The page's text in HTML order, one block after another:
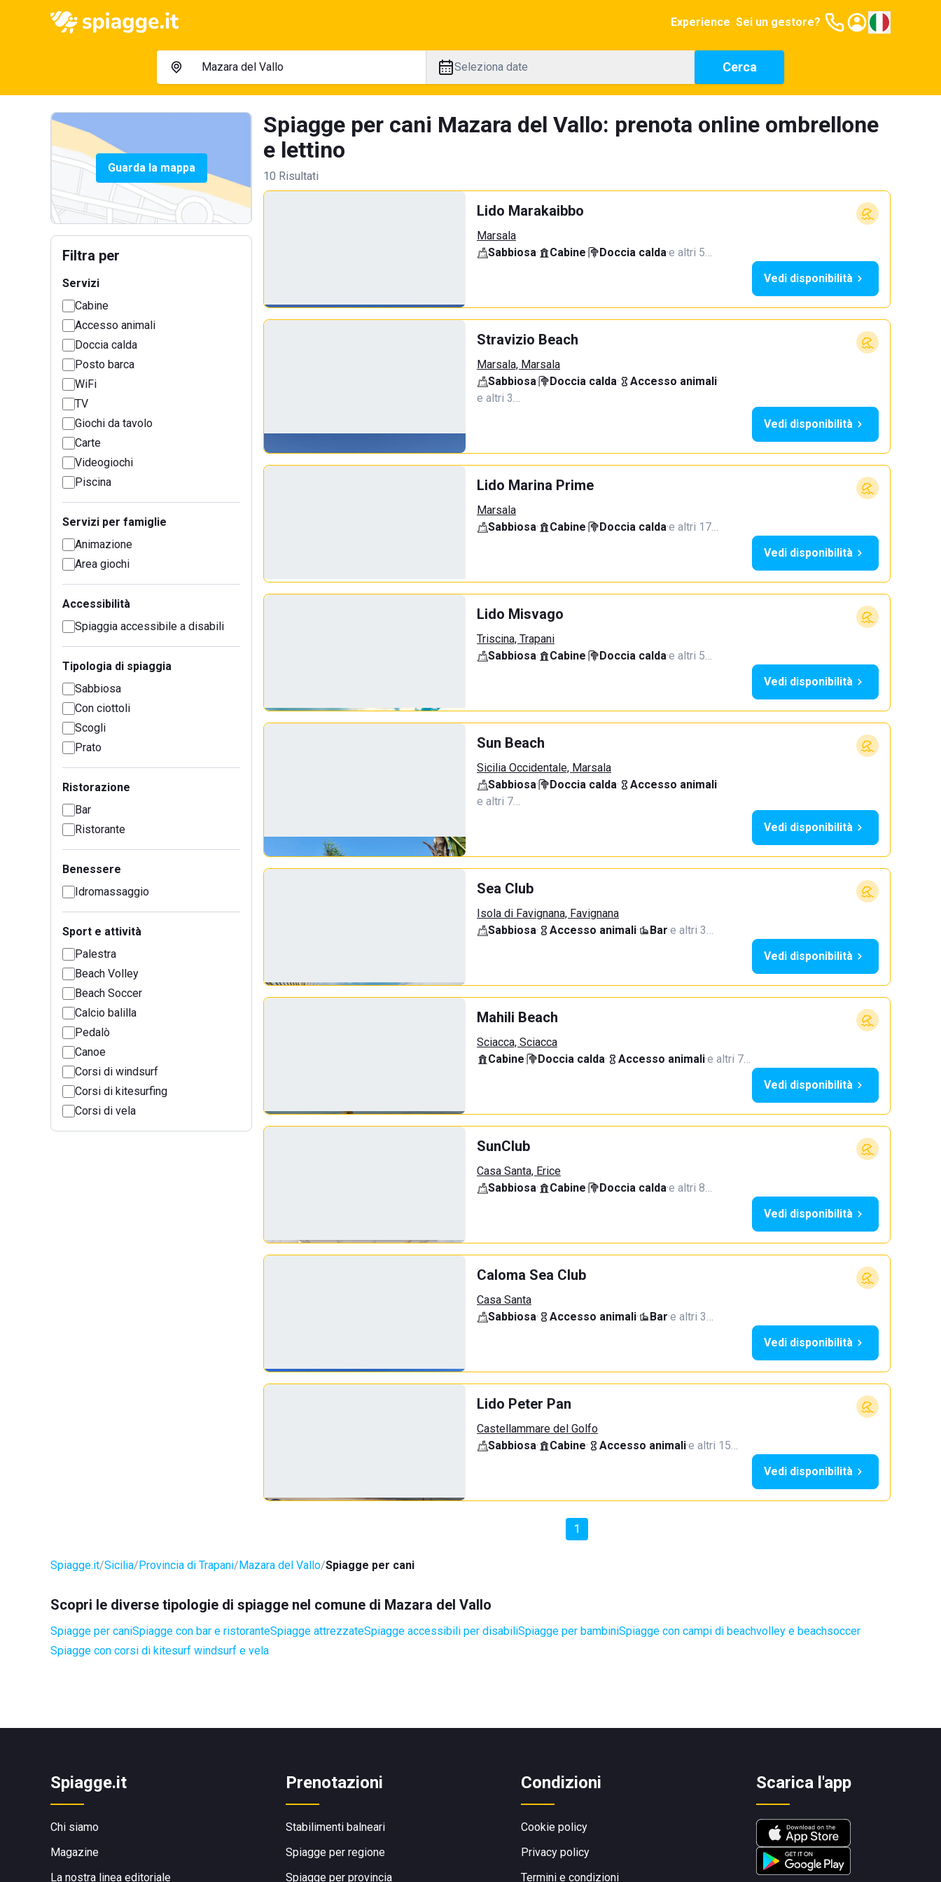
Experience Sei un gestore?
Seleziona date Cerca
Guarda la mappa
Filtra per
Servizi
Cabine
Accesso animali
Doccia calda
Posto barca
WiFi
TV
Giochi da tavolo
Carte
Videogiochi
Piscina
Servizi per famiglie
Animazione
Area giochi
Accessibilità
Spiaggia accessibile a disabili
Tipologia di spiaggia
Sabbiosa
Con ciottoli
Scogli
Prato
Ristorazione
Bar
Ristorante
Benessere
Idromassaggio
Sport e attività
Palestra
Beach Volley
Beach Soccer
Calcio balilla
Pedalò
Canoe
Corsi di windsurf
Corsi di kitesurfing
Corsi di vela
Spiagge per cani Mazara del Vallo: prenota online ombrellone
e lettino
10 Risultati
Lido Marakaibbo
Marsala
Sabbiosa· Cabine· Doccia calda·e altri 5…
Vedi disponibilità
Stravizio Beach
Marsala, Marsala
Sabbiosa· Doccia calda· Accesso animali·
e altri 3…
Vedi disponibilità
Lido Marina Prime
Marsala
Sabbiosa· Cabine· Doccia calda·e altri 17…
Vedi disponibilità
Lido Misvago
Triscina, Trapani
Sabbiosa· Cabine· Doccia calda·e altri 5…
Vedi disponibilità
Sun Beach
Sicilia Occidentale, Marsala
Sabbiosa· Doccia calda· Accesso animali·
e altri 7…
Vedi disponibilità
Sea Club
Isola di Favignana, Favignana
Sabbiosa· Accesso animali· Bar·e altri 3…
Vedi disponibilità
Mahili Beach
Sciacca, Sciacca
Cabine· Doccia calda· Accesso animali·e altri 7…
Vedi disponibilità
SunClub
Casa Santa, Erice
Sabbiosa· Cabine· Doccia calda·e altri 8…
Vedi disponibilità
Caloma Sea Club
Casa Santa
Sabbiosa· Accesso animali· Bar·e altri 3…
Vedi disponibilità
Lido Peter Pan
Castellammare del Golfo
Sabbiosa· Cabine· Accesso animali·e altri 15…
Vedi disponibilità
1
Spiagge.it Sicilia Provincia di Trapani Mazara del Vallo Spiagge per cani
Scopri le diverse tipologie di spiagge nel comune di Mazara del Vallo
Spiagge per caniSpiagge con bar e ristoranteSpiagge attrezzateSpiagge accessibili per disabiliSpiagge per bambiniSpiagge con campi di beachvolley e beachsoccer
Spiagge con corsi di kitesurf windsurf e vela
Spiagge.it
Chi siamo
Magazine
La nostra linea editoriale
Prenotazioni
Stabilimenti balneari
Spiagge per regione
Spiagge per provincia
Condizioni
Cookie policy
Privacy policy
Termini e condizioni
Scarica l'app